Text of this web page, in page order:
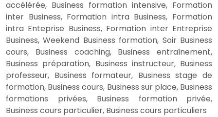
accélérée, Business formation intensive, Formation
inter Business, Formation intra Business, Formation
intra Enteprise Business, Formation inter Entreprise
Business, Weekend Business formation, Soir Business
cours, Business coaching, Business entraînement,
Business préparation, Business instructeur, Business
professeur, Business formateur, Business stage de
formation, Business cours, Business sur place, Business
formations privées, Business formation privée,
Business cours particulier, Business cours particuliers